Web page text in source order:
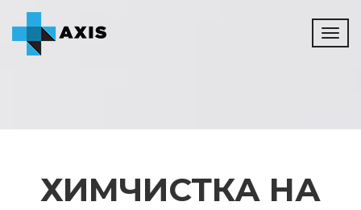
ХИМЧИСТКА НА